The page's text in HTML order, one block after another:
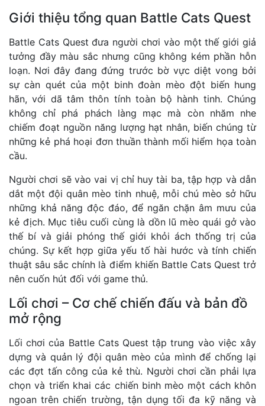
Giới thiệu tổng quan Battle Cats Quest
Battle Cats Quest đưa người chơi vào một thế giới giả
tưởng đầy màu sắc nhưng cũng không kém phần hỗn
loạn. Nơi đây đang đứng trước bờ vực diệt vong bởi
sự càn quét của một binh đoàn mèo đột biến hung
hãn, với dã tâm thôn tính toàn bộ hành tinh. Chúng
không chỉ phá phách làng mạc mà còn nhăm nhe
chiếm đoạt nguồn năng lượng hạt nhân, biến chúng từ
những kẻ phá hoại đơn thuần thành mối hiểm họa toàn
cầu.
Người chơi sẽ vào vai vị chỉ huy tài ba, tập hợp và dẫn
dắt một đội quân mèo tinh nhuệ, mỗi chú mèo sở hữu
những khả năng độc đáo, để ngăn chặn âm mưu của
kẻ địch. Mục tiêu cuối cùng là dồn lũ mèo quái gở vào
thế bí và giải phóng thế giới khỏi ách thống trị của
chúng. Sự kết hợp giữa yếu tố hài hước và tính chiến
thuật sâu sắc chính là điểm khiến Battle Cats Quest trở
nên cuốn hút đối với game thủ.
Lối chơi – Cơ chế chiến đấu và bản đồ
mở rộng
Lối chơi của Battle Cats Quest tập trung vào việc xây
dựng và quản lý đội quân mèo của mình để chống lại
các đợt tấn công của kẻ thù. Người chơi cần phải lựa
chọn và triển khai các chiến binh mèo một cách khôn
ngoan trên chiến trường, tận dụng tối đa kỹ năng và